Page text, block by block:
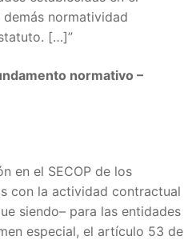
normatividad
[…]”
normativo –
en el SECOP de los
con la actividad contractual
siendo– para las entidades
especial, el artículo 53 de